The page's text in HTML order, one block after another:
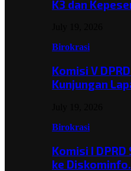
K3 dan
Birokrasi
Komisi V
Kunjungan
Birokrasi
Komisi I
ke